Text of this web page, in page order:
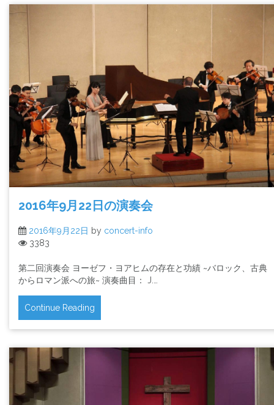
2016年9月22日の演奏会
2016年9月22日 by concert-info
3383
第二回演奏会 ヨーゼフ・ヨアヒムの存在と功績 ~バロック、古典
からロマン派への旅~ 演奏曲目： J.…
Continue Reading